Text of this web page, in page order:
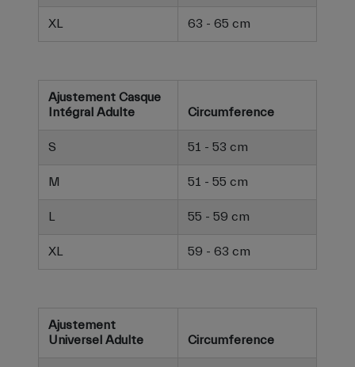
XL 63 - 65 cm
Ajustement Casque
Intégral Adulte
Circumference
S 51 - 53 cm
M 51 - 55 cm
L 55 - 59 cm
XL 59 - 63 cm
Ajustement
Universel Adulte
Circumference